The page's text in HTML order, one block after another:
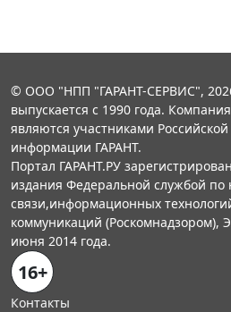
© ООО "НПП "ГАРАНТ-СЕРВИС",
выпускается с 1990 года.
являются участниками
информации ГАРАНТ.
Портал ГАРАНТ.РУ
издания Федеральной службой по
связи,информационных
коммуникаций (Роскомнадзором),
июня 2014 года.
16+
Контакты